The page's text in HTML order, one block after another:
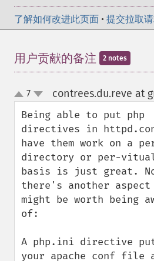
了解如何改进此页面 • 提交拉取
用户贡献的备注 2 notes
up
down
7 contrees.du.reve at
Being able to put php
directives in
have them work on a
directory or per-
basis is just great.
there's another aspect
might be worth being
of:
A php.ini directive
your apache conf file